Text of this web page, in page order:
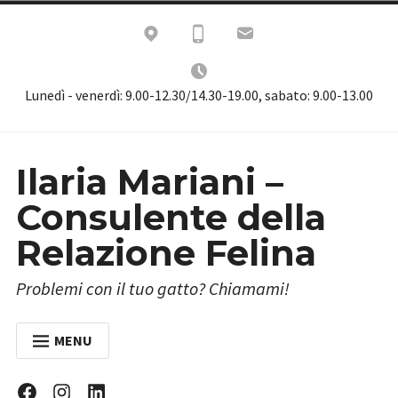
Lunedì - venerdì: 9.00-12.30/14.30-19.00, sabato: 9.00-13.00
Ilaria Mariani –
Consulente della
Relazione Felina
Problemi con il tuo gatto? Chiamami!
MENU
FacebookInstagram
Linkedin